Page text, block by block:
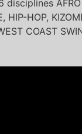
AFRO
HOP,
COAST